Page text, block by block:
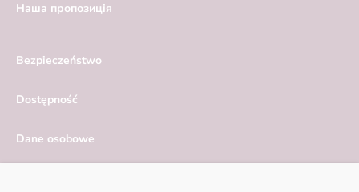
Hаша пропозиція
Bezpieczeństwo
Dostępność
Dane osobowe